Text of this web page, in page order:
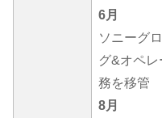
6月
ソニーグ
グ&オペ
務を移管
8月